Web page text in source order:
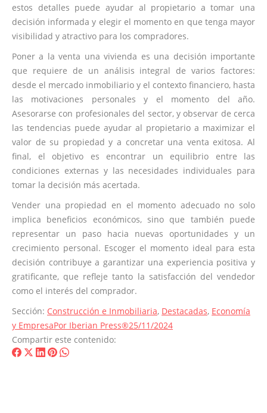
estos detalles puede ayudar al propietario a tomar una
decisión informada y elegir el momento en que tenga mayor
visibilidad y atractivo para los compradores.
Poner a la venta una vivienda es una decisión importante
que requiere de un análisis integral de varios factores:
desde el mercado inmobiliario y el contexto financiero, hasta
las motivaciones personales y el momento del año.
Asesorarse con profesionales del sector, y observar de cerca
las tendencias puede ayudar al propietario a maximizar el
valor de su propiedad y a concretar una venta exitosa. Al
final, el objetivo es encontrar un equilibrio entre las
condiciones externas y las necesidades individuales para
tomar la decisión más acertada.
Vender una propiedad en el momento adecuado no solo
implica beneficios económicos, sino que también puede
representar un paso hacia nuevas oportunidades y un
crecimiento personal. Escoger el momento ideal para esta
decisión contribuye a garantizar una experiencia positiva y
gratificante, que refleje tanto la satisfacción del vendedor
como el interés del comprador.
Sección: Construcción e Inmobiliaria, Destacadas, Economía
y EmpresaPor Iberian Press®25/11/2024
Compartir este contenido:
ShareShareShare
ShareShare